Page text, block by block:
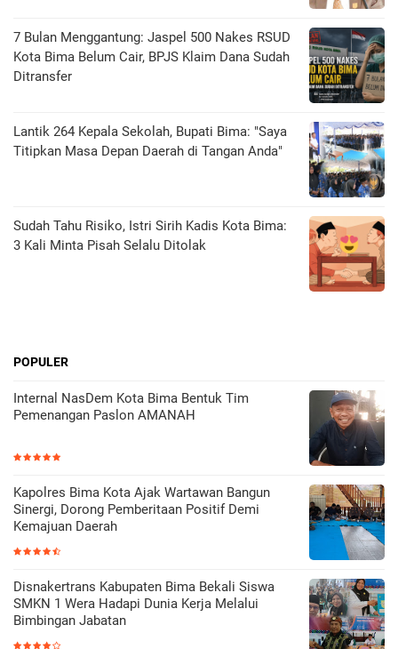
7 Bulan Menggantung: Jaspel 500 Nakes RSUD
Kota Bima Belum Cair, BPJS Klaim Dana Sudah
Ditransfer
Lantik 264 Kepala Sekolah, Bupati Bima: "Saya
Titipkan Masa Depan Daerah di Tangan Anda"
Sudah Tahu Risiko, Istri Sirih Kadis Kota Bima:
3 Kali Minta Pisah Selalu Ditolak
POPULER
Internal NasDem Kota Bima Bentuk Tim
Pemenangan Paslon AMANAH
Kapolres Bima Kota Ajak Wartawan Bangun
Sinergi, Dorong Pemberitaan Positif Demi
Kemajuan Daerah
Disnakertrans Kabupaten Bima Bekali Siswa
SMKN 1 Wera Hadapi Dunia Kerja Melalui
Bimbingan Jabatan